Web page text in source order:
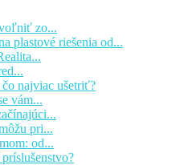
zo...
plastové riešenia od...
najviac ušetriť?
vám...
pri...
od...